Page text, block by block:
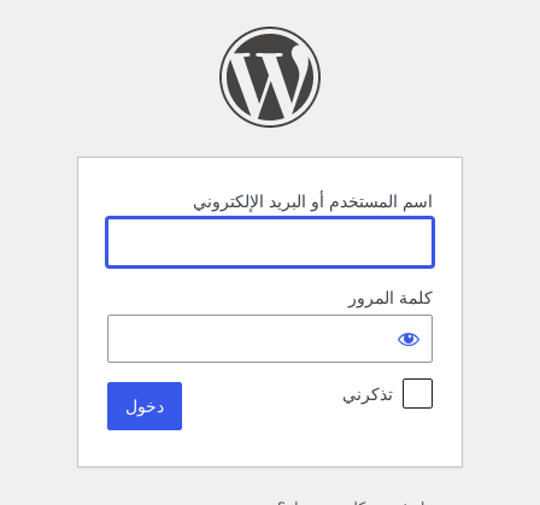
اسم المستخدم أو البريد الإلكتروني
كلمة المرور
تذكرني